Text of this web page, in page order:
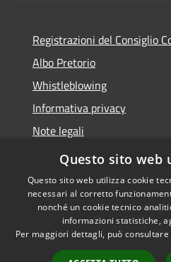
Registrazioni del Consiglio
Albo Pretorio
Whistleblowing
Informativa privacy
Note legali
Dichiarazione di accessibilità
Accessibilità
Questo sito web
Questo sito web utilizza cookie
necessari al corretto
nonché un cookie tecnico
informazioni statistiche,
Per maggiori dettagli, può